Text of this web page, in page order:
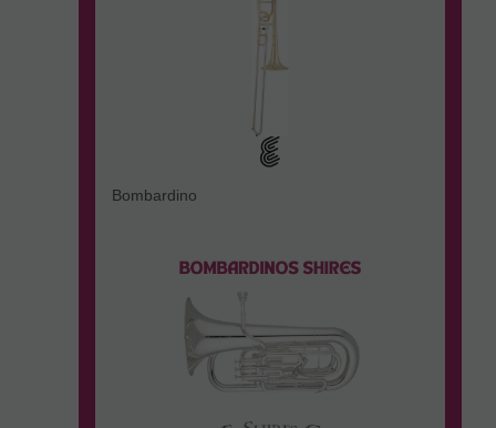
Bombardino